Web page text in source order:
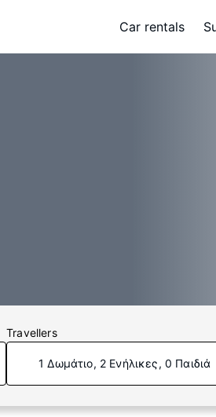
Car rentals
Travellers
1 Δωμάτιο, 2 Ενήλικες, 0 Παιδιά